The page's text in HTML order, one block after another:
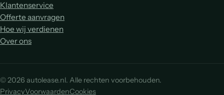
Klantenservice
Offerte aanvragen
Hoe wij verdienen
Over ons
© 2026 autolease.nl. Alle rechten voorbehouden.
PrivacyVoorwaardenCookies